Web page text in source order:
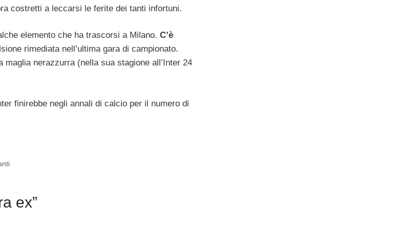
costretti a leccarsi le ferite dei tanti infortuni.
elemento che ha trascorsi a Milano. C’è
rimediata nell’ultima gara di campionato.
nerazzurra (nella sua stagione all’Inter 24
finirebbe negli annali di calcio per il numero di
ex”